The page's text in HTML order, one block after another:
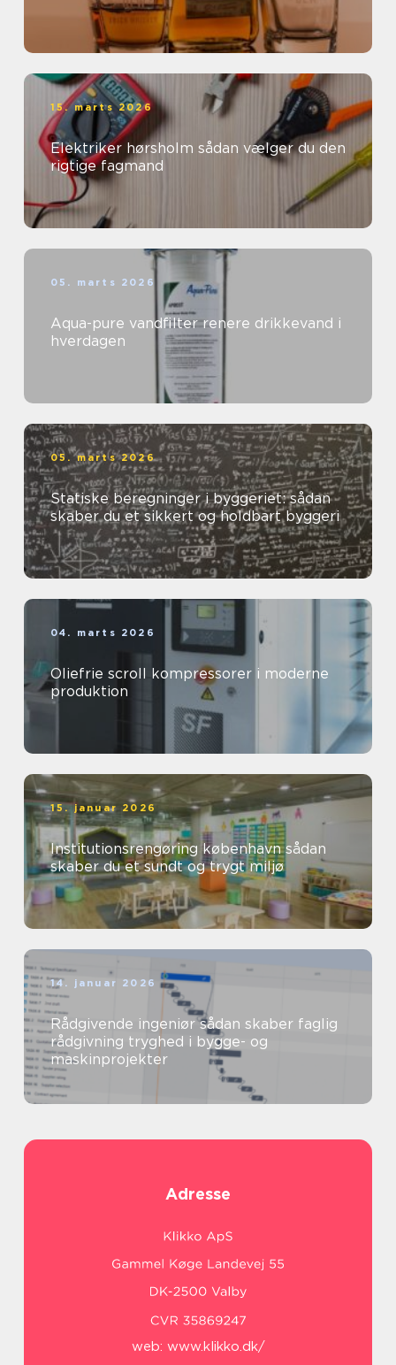
15. marts 2026
Elektriker hørsholm sådan vælger du den
rigtige fagmand
05. marts 2026
Aqua-pure vandfilter renere drikkevand i
hverdagen
05. marts 2026
Statiske beregninger i byggeriet: sådan
skaber du et sikkert og holdbart byggeri
04. marts 2026
Oliefrie scroll kompressorer i moderne
produktion
15. januar 2026
Institutionsrengøring københavn sådan
skaber du et sundt og trygt miljø
14. januar 2026
Rådgivende ingeniør sådan skaber faglig
rådgivning tryghed i bygge- og
maskinprojekter
Adresse
web: www.klikko.dk/